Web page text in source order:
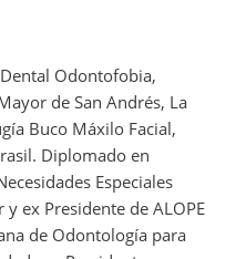
Odontofobia,
de San Andrés, La
Buco Máxilo Facial,
Diplomado en
Especiales
ex Presidente de ALOPE
de Odontología para